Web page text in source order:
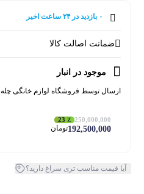
۰ بازدید در ۲۴ ساعت اخیر
۰ خریدار در ۱ ماه اخیر
ضمانت اصالت کالا
موجود در انبار
ارسال توسط فروشگاه لوازم خانگی چله
250,000,000 ٪ 23
192,500,000تومان
آیا قیمت مناسب تری سراغ دارید؟